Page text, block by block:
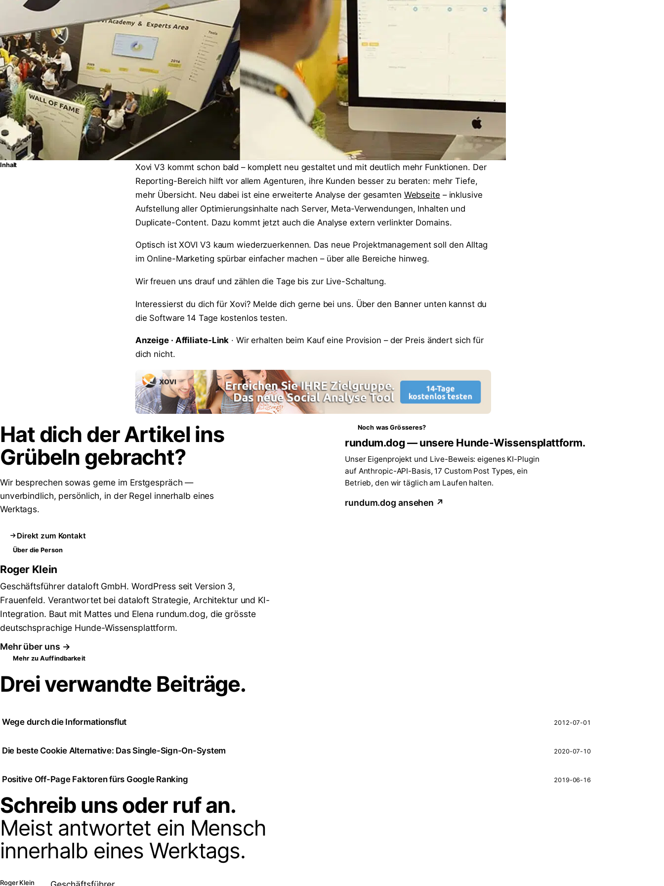
Inhalt
Xovi V3 kommt schon bald – komplett neu gestaltet und mit deutlich mehr Funktionen. Der
Reporting-Bereich hilft vor allem Agenturen, ihre Kunden besser zu beraten: mehr Tiefe,
mehr Übersicht. Neu dabei ist eine erweiterte Analyse der gesamten Webseite – inklusive
Aufstellung aller Optimierungsinhalte nach Server, Meta-Verwendungen, Inhalten und
Duplicate-Content. Dazu kommt jetzt auch die Analyse extern verlinkter Domains.
Optisch ist XOVI V3 kaum wiederzuerkennen. Das neue Projektmanagement soll den Alltag
im Online-Marketing spürbar einfacher machen – über alle Bereiche hinweg.
Wir freuen uns drauf und zählen die Tage bis zur Live-Schaltung.
Interessierst du dich für Xovi? Melde dich gerne bei uns. Über den Banner unten kannst du
die Software 14 Tage kostenlos testen.
Anzeige · Affiliate-Link · Wir erhalten beim Kauf eine Provision – der Preis ändert sich für
dich nicht.
Hat dich der Artikel ins
Grübeln gebracht?
Wir besprechen sowas gerne im Erstgespräch —
unverbindlich, persönlich, in der Regel innerhalb eines
Werktags.
Direkt zum Kontakt
Noch was Grösseres?
rundum.dog — unsere Hunde-Wissensplattform.
Unser Eigenprojekt und Live-Beweis: eigenes KI-Plugin
auf Anthropic-API-Basis, 17 Custom Post Types, ein
Betrieb, den wir täglich am Laufen halten.
rundum.dog ansehen ↗
Über die Person
Roger Klein
Geschäftsführer dataloft GmbH. WordPress seit Version 3,
Frauenfeld. Verantwortet bei dataloft Strategie, Architektur und KI-
Integration. Baut mit Mattes und Elena rundum.dog, die grösste
deutschsprachige Hunde-Wissensplattform.
Mehr über uns →
Mehr zu Auffindbarkeit
Drei verwandte Beiträge.
Wege durch die Informationsflut 2012-07-01
Die beste Cookie Alternative: Das Single-Sign-On-System 2020-07-10
Positive Off-Page Faktoren fürs Google Ranking 2019-06-16
Schreib uns oder ruf an.
Meist antwortet ein Mensch
innerhalb eines Werktags.
Roger Klein